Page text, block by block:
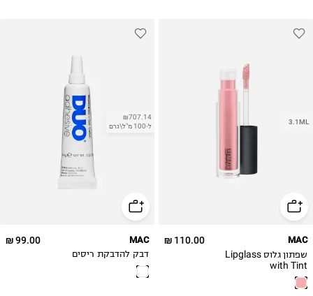
3.1ML
110.00 ₪ MAC
שפתון גלוס Lipglass
with Tint
₪707.14
ל-100 מ"ל\גרם
99.00 ₪ MAC
דבק להדבקת ריסים